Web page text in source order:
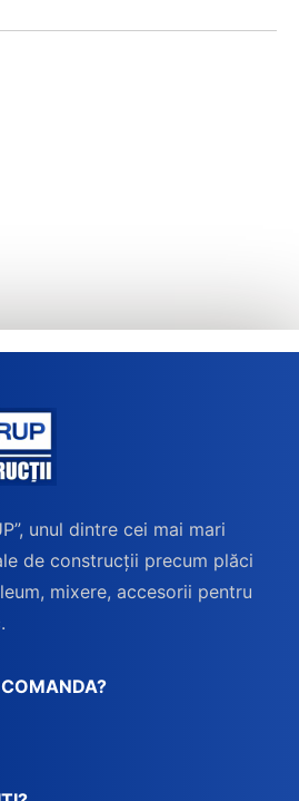
unul dintre cei mai mari
de construcții precum plăci
mixere, accesorii pentru